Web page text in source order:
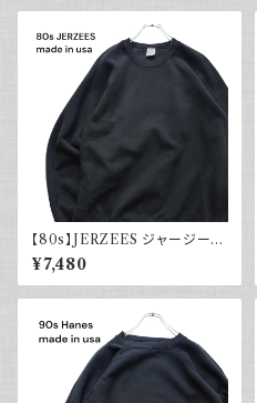
【80s】JERZEES ジャージーズ
Plain sweatshirt 無地スウェッ
ト ブラック 黒 ラグランスリーブ
USA製 古着
¥7,480